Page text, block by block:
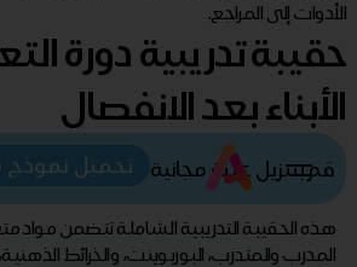
الأدوات إلى المراجع.
حقيبة تدريبية دورة
الأبناء بعد الانفصال
قم بتنزيل عينة مجانية تحميل نموذج
هذه الحقيبة التدريبية الشاملة تتضمن مواد
المدرب والمتدرب، البوربوينت، والخرائط